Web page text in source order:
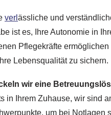
verl ässliche und
ist es, Ihre Autonomie in
Pflegekräfte ermöglichen
Lebensqualität zu sichern.
wir eine
in Ihrem Zuhause, wir sind
um bei Notlagen